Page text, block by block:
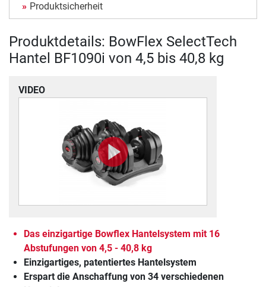
Produktsicherheit
Produktdetails: BowFlex SelectTech
Hantel BF1090i von 4,5 bis 40,8 kg
VIDEO
Das einzigartige Bowflex Hantelsystem mit 16
Abstufungen von 4,5 - 40,8 kg
Einzigartiges, patentiertes Hantelsystem
Erspart die Anschaffung von 34 verschiedenen